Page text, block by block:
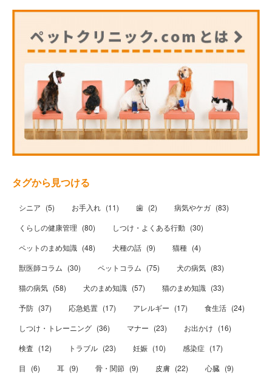
タグから見つける
シニア (5) お手入れ (11) 歯 (2) 病気やケガ (83)
くらしの健康管理 (80) しつけ・よくある行動 (30)
ペットのまめ知識 (48) 犬種の話 (9) 猫種 (4)
獣医師コラム (30) ペットコラム (75) 犬の病気 (83)
猫の病気 (58) 犬のまめ知識 (57) 猫のまめ知識 (33)
予防 (37) 応急処置 (17) アレルギー (17) 食生活 (24)
しつけ・トレーニング (36) マナー (23) お出かけ (16)
検査 (12) トラブル (23) 妊娠 (10) 感染症 (17)
目
(6) 耳 (9) 骨・関節 (9) 皮膚 (22) 心臓 (9)